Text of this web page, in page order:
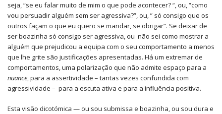
seja, “se eu falar muito de mim o que pode acontecer? “, ou, “como
vou persuadir alguém sem ser agressiva?”, ou, ” só consigo que os
outros façam o que eu quero se mandar, se obrigar”. Se deixar de
ser boazinha só consigo ser agressiva, ou não sei como mostrar a
alguém que prejudicou a equipa com o seu comportamento a menos
que lhe grite são justificações apresentadas. Há um extremar de
comportamentos, uma polarização que não admite espaço para a
nuance, para a assertividade – tantas vezes confundida com
agressividade – para a escuta ativa e para a influência positiva.
Esta visão dicotómica — ou sou submissa e boazinha, ou sou dura e